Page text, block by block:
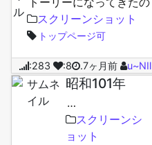
でいい加減おわらせよっ
か・・と思ってます。…
スクリーンショット
トップページ可
:283 :8 .7ヶ月前 u~NⅡ
昭和101年
…
スクリーンシ
ョット